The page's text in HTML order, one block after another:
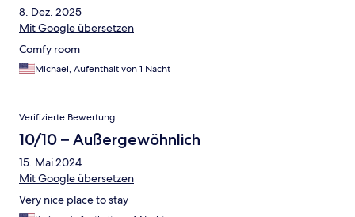
8. Dez. 2025
Mit Google übersetzen
Comfy room
Michael, Aufenthalt von 1 Nacht
Verifizierte Bewertung
10/10 – Außergewöhnlich
15. Mai 2024
Mit Google übersetzen
Very nice place to stay